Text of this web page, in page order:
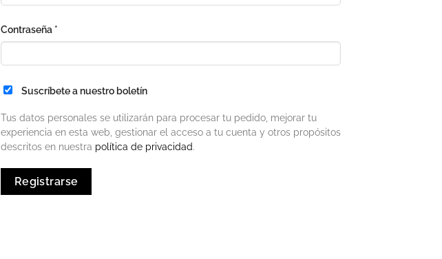
Contraseña *
Suscríbete a nuestro boletín
Tus datos personales se utilizarán para procesar tu pedido, mejorar tu
experiencia en esta web, gestionar el acceso a tu cuenta y otros propósitos
descritos en nuestra política de privacidad.
Registrarse